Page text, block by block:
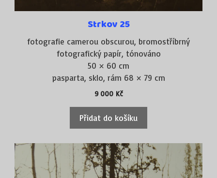
Strkov 25
fotografie camerou obscurou, bromostříbrný
fotografický papír, tónováno
50 × 60 cm
pasparta, sklo, rám 68 × 79 cm
9 000 Kč
Přidat do košíku